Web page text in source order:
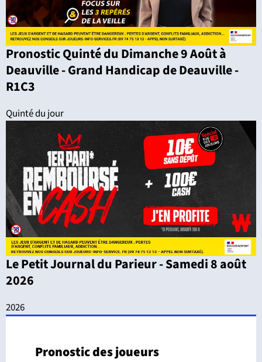
Pronostic Quinté du Dimanche 9 Août à
Deauville - Grand Handicap de Deauville -
R1C3
Quinté du jour
Le Petit Journal du Parieur - Samedi 8 août
2026
2026
Pronostic des joueurs